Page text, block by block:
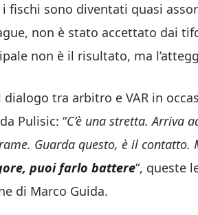
fischi sono diventati quasi
non è stato accettato dai
non è il risultato, ma
dialogo tra arbitro e VAR in
Pulisic: “C’è una stretta. Arriva
Guarda questo, è il
puoi farlo battere“, queste
di Marco Guida.